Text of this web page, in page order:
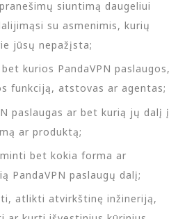
siuntimą daugeliui
su asmenimis, kurių
jūsų nepažįsta;
kurios PandaVPN paslaugos,
funkciją, atstovas ar agentas;
paslaugas ar bet kurią jų dalį į
ar produktą;
bet kokia forma ar
PandaVPN paslaugų dalį;
atlikti atvirkštinę inžineriją,